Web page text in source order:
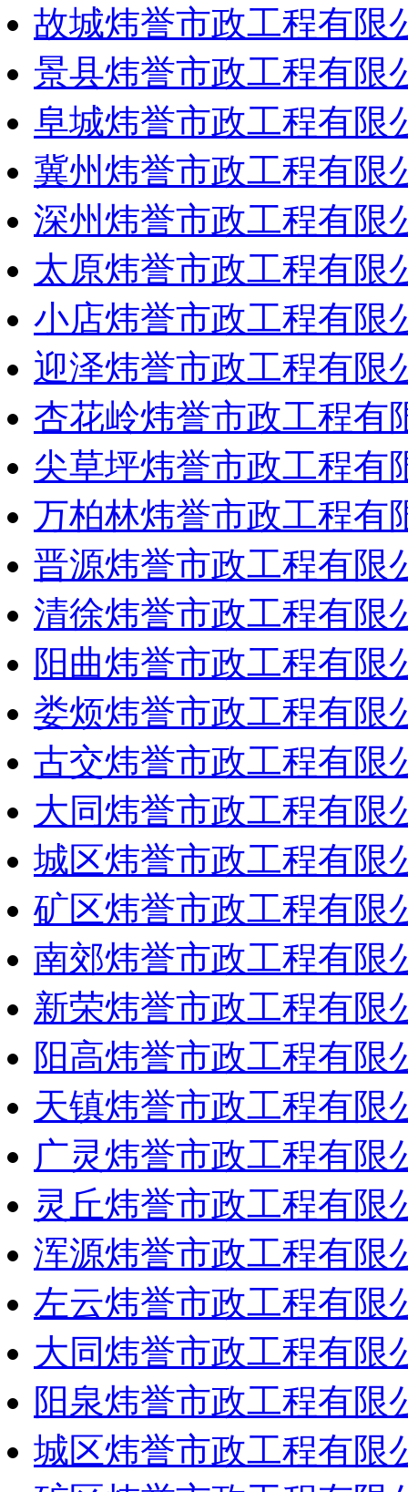
故城炜誉市政工程有限
景县炜誉市政工程有限
阜城炜誉市政工程有限
冀州炜誉市政工程有限
深州炜誉市政工程有限
太原炜誉市政工程有限
小店炜誉市政工程有限
迎泽炜誉市政工程有限
杏花岭炜誉市政工程有
尖草坪炜誉市政工程有
万柏林炜誉市政工程有
晋源炜誉市政工程有限
清徐炜誉市政工程有限
阳曲炜誉市政工程有限
娄烦炜誉市政工程有限
古交炜誉市政工程有限
大同炜誉市政工程有限
城区炜誉市政工程有限
矿区炜誉市政工程有限
南郊炜誉市政工程有限
新荣炜誉市政工程有限
阳高炜誉市政工程有限
天镇炜誉市政工程有限
广灵炜誉市政工程有限
灵丘炜誉市政工程有限
浑源炜誉市政工程有限
左云炜誉市政工程有限
大同炜誉市政工程有限
阳泉炜誉市政工程有限
城区炜誉市政工程有限